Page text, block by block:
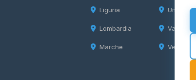
Liguria
Lombardia
Marche
Umbria
Valle
Veneto